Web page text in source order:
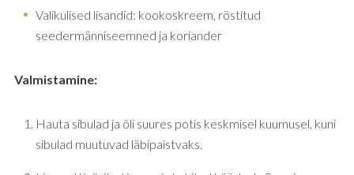
Valikulised lisandid: kookoskreem, röstitud
seedermänniseemned ja koriander
Valmistamine:
Hauta sibulad ja õli suures potis keskmisel kuumusel, kuni
sibulad muutuvad läbipaistvaks.